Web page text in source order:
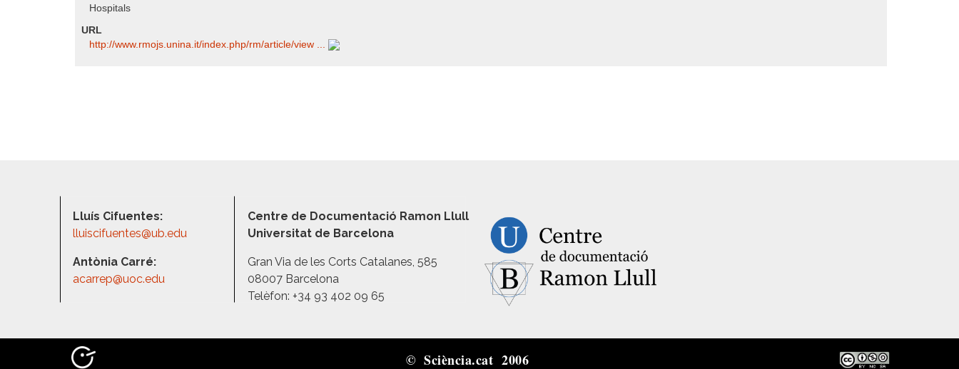
Hospitals
URL
http:/​/​www.rmojs.unina.it/​index.php/​rm/​article/​view ...
Lluís Cifuentes:
lluiscifuentes@ub.edu
Antònia Carré:
acarrep@uoc.edu
Centre de Documentació Ramon Llull
Universitat de Barcelona
Gran Via de les Corts Catalanes, 585
08007 Barcelona
Telèfon: +34 93 402 09 65
© Sciència.cat 2006